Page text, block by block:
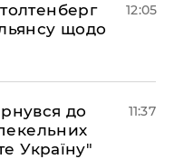
щодо
12:05
до
Україну"
11:37